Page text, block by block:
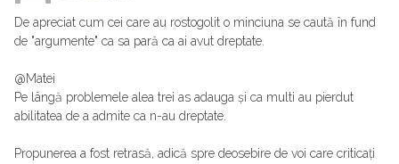
De apreciat cum cei care au rostogolit o minciuna se caută în fund
de "argumente" ca sa pară ca ai avut dreptate.
@Matei
Pe lângă problemele alea trei as adauga și ca multi au pierdut
abilitatea de a admite ca n-au dreptate.
Propunerea a fost retrasă, adică spre deosebire de voi care criticați